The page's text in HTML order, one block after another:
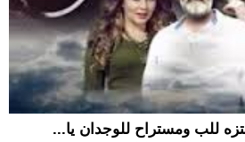
للب ومستراح للوجدان يا...